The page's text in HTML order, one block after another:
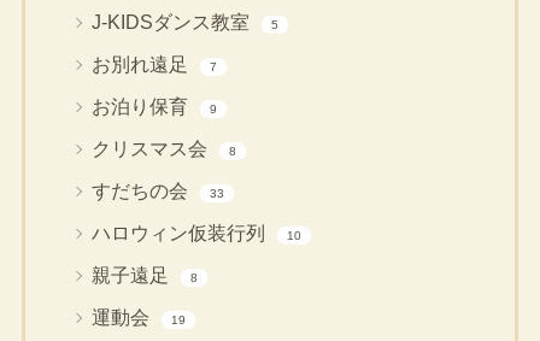
J-KIDSダンス教室 5
お別れ遠足 7
お泊り保育 9
クリスマス会 8
すだちの会 33
ハロウィン仮装行列 10
親子遠足 8
運動会 19